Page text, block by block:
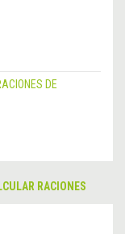
DE
RACIONES